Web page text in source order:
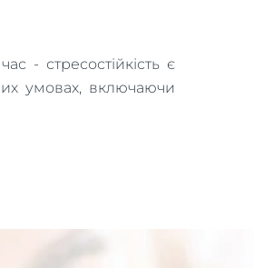
- стресостійкість є
умовах, включаючи